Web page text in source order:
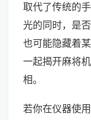
取代了传统的
光的同时，是
也可能隐藏着
一起揭开麻将
相。
若你在仪器使